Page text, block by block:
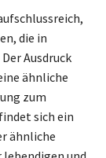
die in
Ausdruck
ähnliche
zum
sich ein
ähnliche